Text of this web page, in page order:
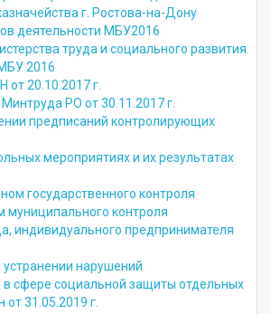
г. Ростова-на-Дону
деятельности МБУ2016
труда и социального развития
2016
от 20.10.2017 г.
РО от 30.11.2017 г.
предписаний контролирующих
мероприятиях и их результатах
государственного контроля
муниципального контроля
индивидуального предпринимателя
нарушений
в сфере социальной защиты отдельных
от 31.05.2019 г.